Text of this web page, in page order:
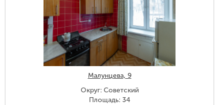
Малунцева, 9
Округ: Советский
Площадь: 34